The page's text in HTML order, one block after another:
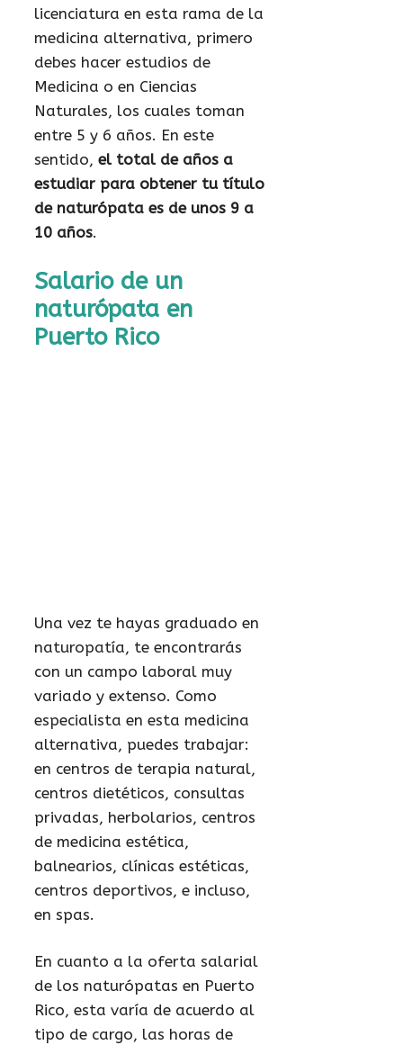
licenciatura en esta rama de la
medicina alternativa, primero
debes hacer estudios de
Medicina o en Ciencias
Naturales, los cuales toman
entre 5 y 6 años. En este
sentido, el total de años a
estudiar para obtener tu título
de naturópata es de unos 9 a
10 años.
Salario de un
naturópata en
Puerto Rico
Una vez te hayas graduado en
naturopatía, te encontrarás
con un campo laboral muy
variado y extenso. Como
especialista en esta medicina
alternativa, puedes trabajar:
en centros de terapia natural,
centros dietéticos, consultas
privadas, herbolarios, centros
de medicina estética,
balnearios, clínicas estéticas,
centros deportivos, e incluso,
en spas.
En cuanto a la oferta salarial
de los naturópatas en Puerto
Rico, esta varía de acuerdo al
tipo de cargo, las horas de